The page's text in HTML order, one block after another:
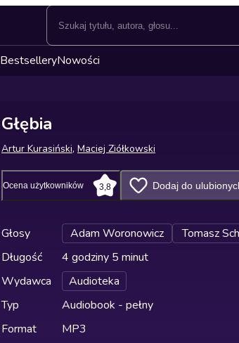
BestselleryNowości
Głębia
Artur Kurasiński, Maciej Ziółkowski
Ocena użytkowników 3,8 Dodaj do
Głosy Adam Woronowicz Tomasz
Długość
4 godziny 5 minut
Wydawca
Audioteka
Typ
Audiobook - pełny
Format
MP3